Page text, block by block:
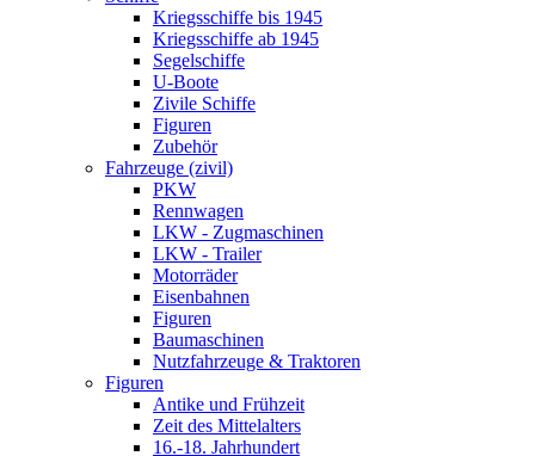
Kriegsschiffe bis 1945
Kriegsschiffe ab 1945
Segelschiffe
U-Boote
Zivile Schiffe
Figuren
Zubehör
Fahrzeuge (zivil)
PKW
Rennwagen
LKW - Zugmaschinen
LKW - Trailer
Motorräder
Eisenbahnen
Figuren
Baumaschinen
Nutzfahrzeuge & Traktoren
Figuren
Antike und Frühzeit
Zeit des Mittelalters
16.-18. Jahrhundert